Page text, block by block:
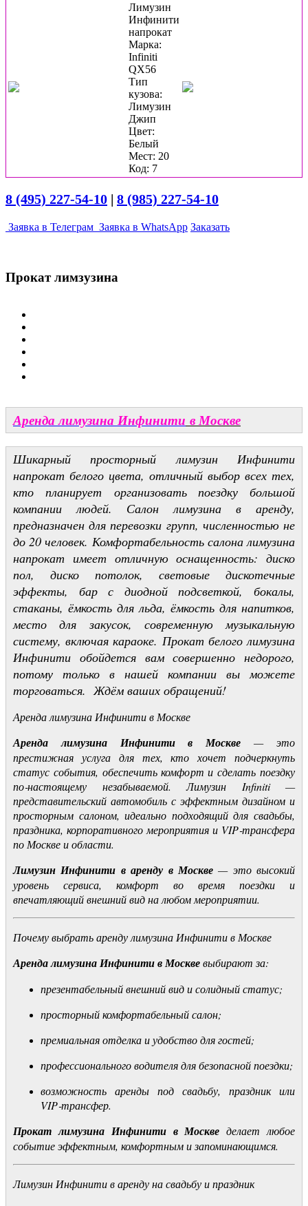
Лимузин
Инфинити
напрокат
Марка:
Infiniti
QX56
Тип
кузова:
Лимузин
Джип
Цвет:
Белый
Мест: 20
Код: 7
8 (495) 227-54-10 | 8 (985) 227-54-10
Заявка в Телеграм Заявка в WhatsApp Заказать
Прокат лимзузина
Аренда лимузина Инфинити в Москве
Шикарный просторный лимузин Инфинити
напрокат белого цвета, отличный выбор всех тех,
кто планирует организовать поездку большой
компании людей. Салон лимузина в аренду,
предназначен для перевозки групп, численностью не
до 20 человек. Комфортабельность салона лимузина
напрокат имеет отличную оснащенность: диско
пол, диско потолок, световые дискотечные
эффекты, бар с диодной подсветкой, бокалы,
стаканы, ёмкость для льда, ёмкость для напитков,
место для закусок, современную музыкальную
систему, включая караоке. Прокат белого лимузина
Инфинити обойдется вам совершенно недорого,
потому только в нашей компании вы можете
торговаться. Ждём ваших обращений!
Аренда лимузина Инфинити в Москве
Аренда лимузина Инфинити в Москве — это
престижная услуга для тех, кто хочет подчеркнуть
статус события, обеспечить комфорт и сделать поездку
по‑настоящему незабываемой. Лимузин Infiniti —
представительский автомобиль с эффектным дизайном и
просторным салоном, идеально подходящий для свадьбы,
праздника, корпоративного мероприятия и VIP‑трансфера
по Москве и области.
Лимузин Инфинити в аренду в Москве— это высокий
уровень сервиса, комфорт во время поездки и
впечатляющий внешний вид на любом мероприятии.
Почему выбрать аренду лимузина Инфинити в Москве
Аренда лимузина Инфинити в Москвевыбирают за:
презентабельный внешний вид и солидный статус;
просторный комфортабельный салон;
премиальная отделка и удобство для гостей;
профессионального водителя для безопасной поездки;
возможность аренды под свадьбу, праздник или
VIP‑трансфер.
Прокат лимузина Инфинити в Москве делает любое
событие эффектным, комфортным и запоминающимся.
Лимузин Инфинити в аренду на свадьбу и праздник